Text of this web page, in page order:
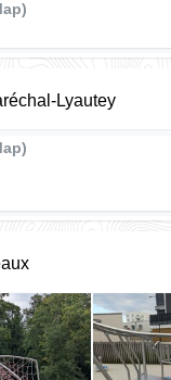
Lyautey